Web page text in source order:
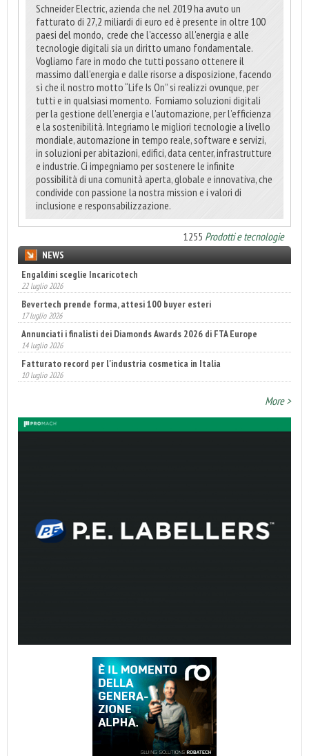
Schneider Electric, azienda che nel 2019 ha avuto un
fatturato di 27,2 miliardi di euro ed è presente in oltre 100
paesi del mondo, crede che l'accesso all'energia e alle
tecnologie digitali sia un diritto umano fondamentale.
Vogliamo fare in modo che tutti possano ottenere il
massimo dall’energia e dalle risorse a disposizione, facendo
sì che il nostro motto “Life Is On” si realizzi ovunque, per
tutti e in qualsiasi momento. Forniamo soluzioni digitali
per la gestione dell’energia e l'automazione, per l’efficienza
e la sostenibilità. Integriamo le migliori tecnologie a livello
mondiale, automazione in tempo reale, software e servizi,
in soluzioni per abitazioni, edifici, data center, infrastrutture
e industrie. Ci impegniamo per sostenere le infinite
possibilità di una comunità aperta, globale e innovativa, che
condivide con passione la nostra mission e i valori di
inclusione e responsabilizzazione.
1255 Prodotti e tecnologie
NEWS
Engaldini sceglie Incaricotech
22 luglio 2026
Bevertech prende forma, attesi 100 buyer esteri
17 luglio 2026
Annunciati i finalisti dei Diamonds Awards 2026 di FTA Europe
14 luglio 2026
Fatturato record per l'industria cosmetica in Italia
10 luglio 2026
More >